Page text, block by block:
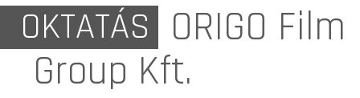
OKTATÁS ORIGO Film
Group Kft.